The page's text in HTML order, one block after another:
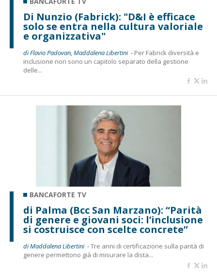
Di Nunzio (Fabrick): "D&I è efficace
solo se entra nella cultura valoriale
e organizzativa"
di Flavio Padovan, Maddalena Libertini - Per Fabrick diversità e
inclusione non sono un capitolo separato della gestione
delle...
BANCAFORTE TV
di Palma (Bcc San Marzano): “Parità
di genere e giovani soci: l’inclusione
si costruisce con scelte concrete”
di Maddalena Libertini -Tre anni di certificazione sulla parità di
genere permettono già di misurare la dista...